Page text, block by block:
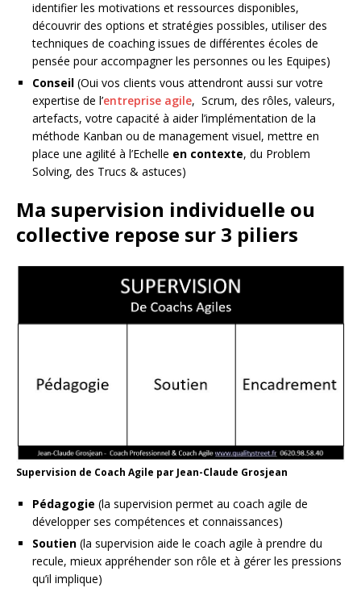
identifier les motivations et ressources disponibles,
découvrir des options et stratégies possibles, utiliser des
techniques de coaching issues de différentes écoles de
pensée pour accompagner les personnes ou les Equipes)
Conseil (Oui vos clients vous attendront aussi sur votre
expertise de l’entreprise agile, Scrum, des rôles, valeurs,
artefacts, votre capacité à aider l’implémentation de la
méthode Kanban ou de management visuel, mettre en
place une agilité à l’Echelle en contexte, du Problem
Solving, des Trucs & astuces)
Ma supervision individuelle ou
collective repose sur 3 piliers
Supervision de Coach Agile par Jean-Claude Grosjean
Pédagogie (la supervision permet au coach agile de
développer ses compétences et connaissances)
Soutien (la supervision aide le coach agile à prendre du
recule, mieux appréhender son rôle et à gérer les pressions
qu’il implique)